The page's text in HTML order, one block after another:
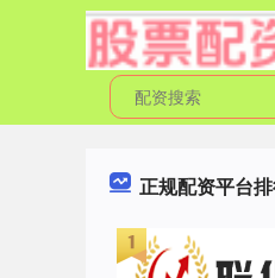
正规配资平台